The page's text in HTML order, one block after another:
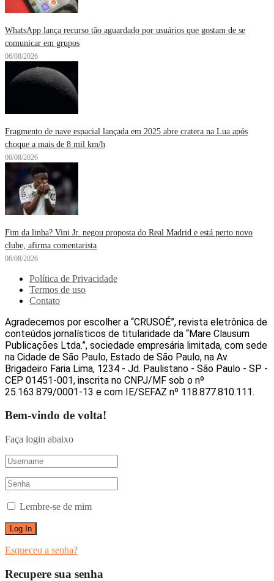
WhatsApp lança recurso tão aguardado por usuários que gostam de se
comunicar em grupos
06/08/2026
Fragmento de nave espacial lançada em 2025 abre cratera na Lua após
choque a mais de 8 mil km/h
06/08/2026
Fim da linha? Vini Jr. negou proposta do Real Madrid e está perto novo
clube, afirma comentarista
06/08/2026
Política de Privacidade
Termos de uso
Contato
Agradecemos por escolher a “CRUSOÉ”, revista eletrônica de
conteúdos jornalísticos de titularidade da “Mare Clausum
Publicações Ltda.”, sociedade empresária limitada, com sede
na Cidade de São Paulo, Estado de São Paulo, na Av.
Brigadeiro Faria Lima, 1234 - Jd. Paulistano - São Paulo - SP -
CEP 01451-001, inscrita no CNPJ/MF sob o nº
25.163.879/0001-13 e com IE/SEFAZ nº 118.877.810.111.
Bem-vindo de volta!
Faça login abaixo
Lembre-se de mim
Esqueceu a senha?
Recupere sua senha